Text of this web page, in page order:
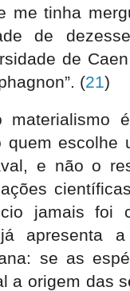
me tinha
de
de
(21)
materialismo
quem escolhe
e não o
jamais foi
apresenta
se as
a origem das